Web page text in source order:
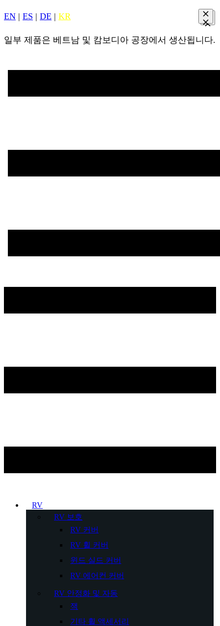
EN | ES | DE | KR
일부 제품은 베트남 및 캄보디아 공장에서 생산됩니다.
RV
RV 보호
RV 커버
RV 휠 커버
윈드 실드 커버
RV 에어컨 커버
RV 안정화 및 자동
잭
기타 휠 액세서리